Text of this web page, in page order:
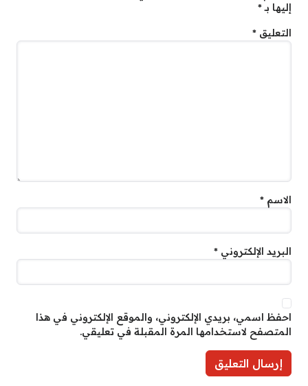
إليها بـ*
التعليق *
الاسم *
البريد الإلكتروني *
احفظ اسمي، بريدي الإلكتروني، والموقع الإلكتروني في هذا
المتصفح لاستخدامها المرة المقبلة في تعليقي.